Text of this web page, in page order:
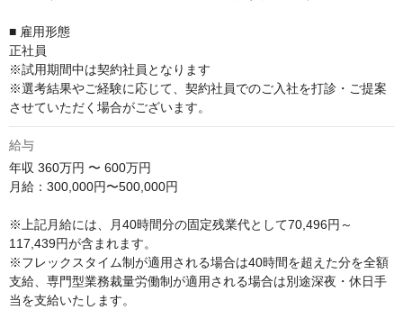
■ 雇用形態
正社員
※試用期間中は契約社員となります
※選考結果やご経験に応じて、契約社員でのご入社を打診・ご提案
させていただく場合がございます。
給与
年収 360万円 〜 600万円
月給：300,000円〜500,000円
※上記月給には、月40時間分の固定残業代として70,496円～
117,439円が含まれます。
※フレックスタイム制が適用される場合は40時間を超えた分を全額
支給、専門型業務裁量労働制が適用される場合は別途深夜・休日手
当を支給いたします。